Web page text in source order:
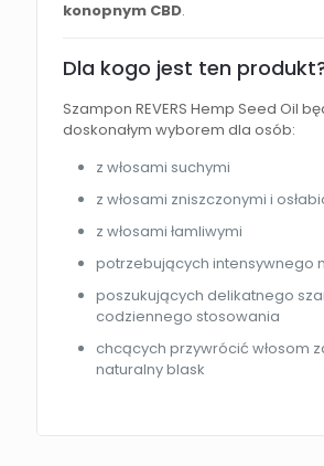
konopnym CBD.
Dla kogo jest ten
Szampon REVERS Hemp Seed Oil
doskonałym wyborem dla osób:
z włosami suchymi
z włosami zniszczonymi i
z włosami łamliwymi
potrzebujących intensywnego
poszukujących delikatnego
codziennego stosowania
chcących przywrócić włosom
naturalny blask